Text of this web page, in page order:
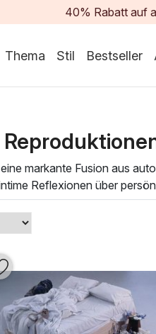
40% Rabatt auf
Thema Stil Bestseller
markante Fusion aus
Reflexionen über
Farben, wodurch
zeigen sich in der
Gemälde erzählt eine
Kunst hinzu und
Auswahl anTracey Emin